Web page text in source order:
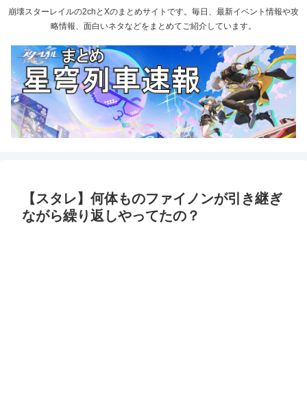
崩壊スターレイルの2chとXのまとめサイトです。毎日、最新イベント情報や攻
略情報、面白いネタなどをまとめてご紹介しています。
【スタレ】何体ものファイノンが引き継ぎ
ながら繰り返しやってたの？